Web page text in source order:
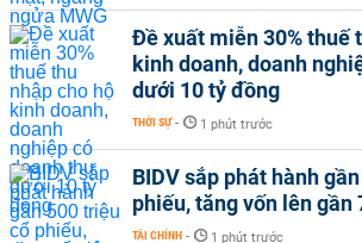
Đề xuất miễn 30% thuế
kinh doanh, doanh
dưới 10 tỷ đồng
THỜI SỰ - 1 phút trước
BIDV sắp phát hành
phiếu, tăng vốn lên gần
TÀI CHÍNH - 1 phút trước